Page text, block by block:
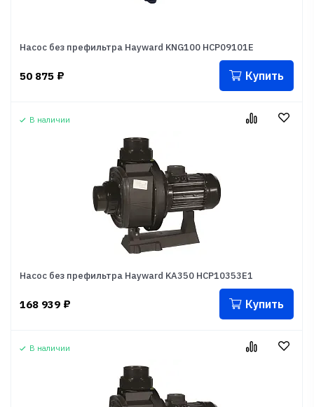
Насос без префильтра Hayward KNG100 HCP09101E
50 875 ₽ Купить
В наличии
Насос без префильтра Hayward KA350 HCP10353E1
168 939 ₽ Купить
В наличии